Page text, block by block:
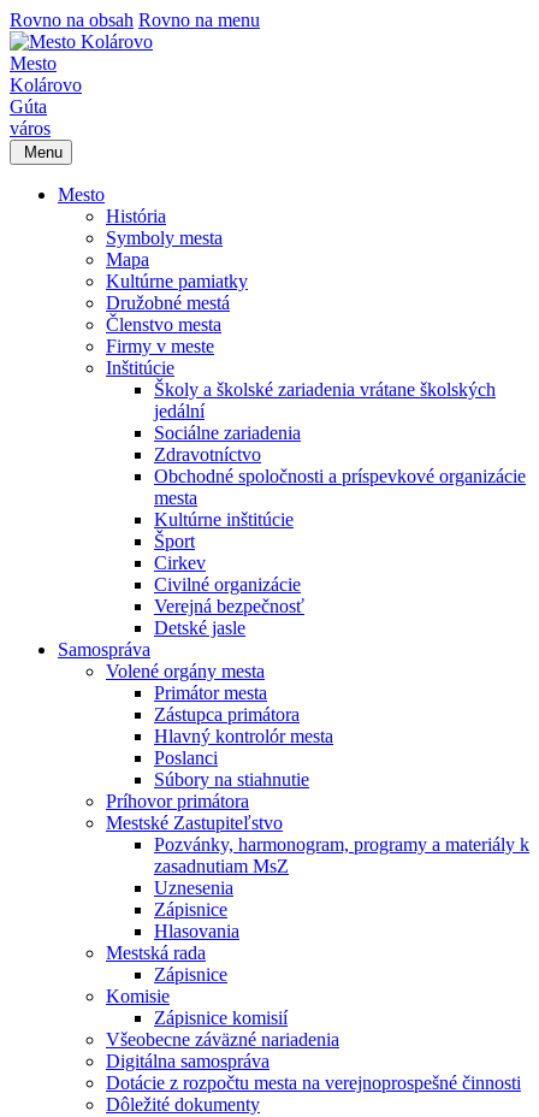
Rovno na obsah Rovno na menu
Mesto
Kolárovo
Gúta
város
Menu
Mesto
História
Symboly mesta
Mapa
Kultúrne pamiatky
Družobné mestá
Členstvo mesta
Firmy v meste
Inštitúcie
Školy a školské zariadenia vrátane školských
jedální
Sociálne zariadenia
Zdravotníctvo
Obchodné spoločnosti a príspevkové organizácie
mesta
Kultúrne inštitúcie
Šport
Cirkev
Civilné organizácie
Verejná bezpečnosť
Detské jasle
Samospráva
Volené orgány mesta
Primátor mesta
Zástupca primátora
Hlavný kontrolór mesta
Poslanci
Súbory na stiahnutie
Príhovor primátora
Mestské Zastupiteľstvo
Pozvánky, harmonogram, programy a materiály k
zasadnutiam MsZ
Uznesenia
Zápisnice
Hlasovania
Mestská rada
Zápisnice
Komisie
Zápisnice komisií
Všeobecne záväzné nariadenia
Digitálna samospráva
Dotácie z rozpočtu mesta na verejnoprospešné činnosti
Dôležité dokumenty